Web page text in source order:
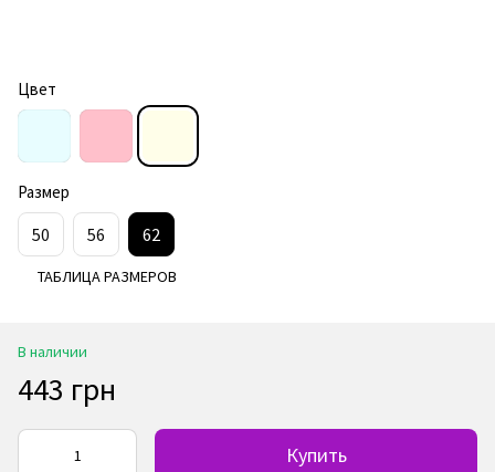
Цвет
Размер
50 56 62
ТАБЛИЦА РАЗМЕРОВ
В наличии
443 грн
Купить